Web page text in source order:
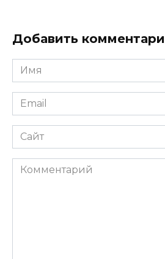
Добавить
Имя
Email
Сайт
Комментарий